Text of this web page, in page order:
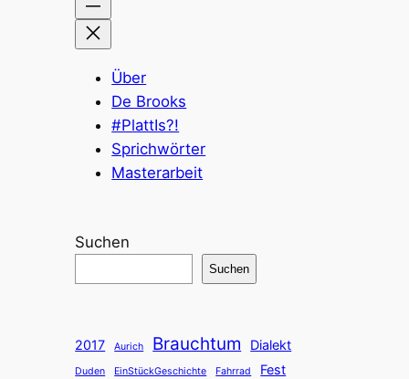
Über
De Brooks
#PlattIs?!
Sprichwörter
Masterarbeit
Suchen
Suchen
2017 Aurich Brauchtum Dialekt
Duden EinStückGeschichte Fahrrad
Fest